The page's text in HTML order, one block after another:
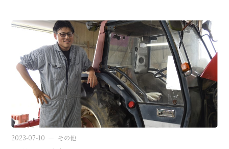
2023-07-10 その他